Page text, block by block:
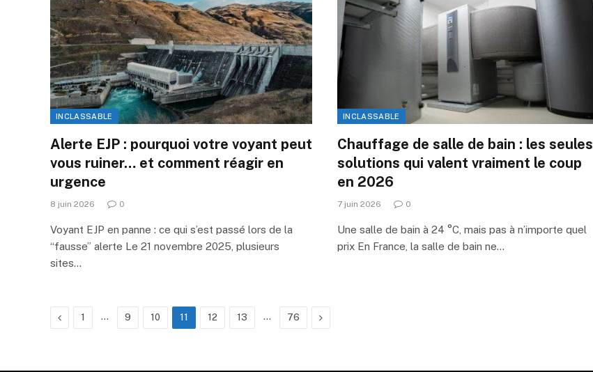
INCLASSABLE
Alerte EJP : pourquoi votre voyant peut
vous ruiner… et comment réagir en
urgence
8 juin 2026 0
Voyant EJP en panne : ce qui s’est passé lors de la
“fausse” alerte Le 21 novembre 2025, plusieurs
sites…
INCLASSABLE
Chauffage de salle de bain : les seules
solutions qui valent vraiment le coup
en 2026
7 juin 2026 0
Une salle de bain à 24 °C, mais pas à n’importe quel
prix En France, la salle de bain ne…
Précédente
1 … 9 10 11 12 13 … 76 Prochaine